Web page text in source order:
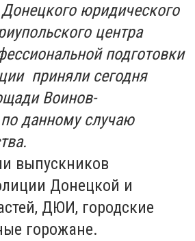
юридического
центра
подготовки
приняли сегодня
Воинов-
данному случаю
выпускников
Донецкой и
ДЮИ, городские
горожане.